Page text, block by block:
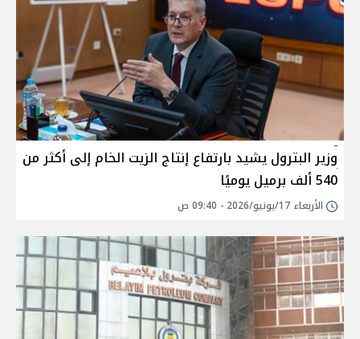
وزير البترول يشيد بارتفاع إنتاج الزيت الخام إلى أكثر من
540 ألف برميل يوميًا
الأربعاء 17/يونيو/2026 - 09:40 ص